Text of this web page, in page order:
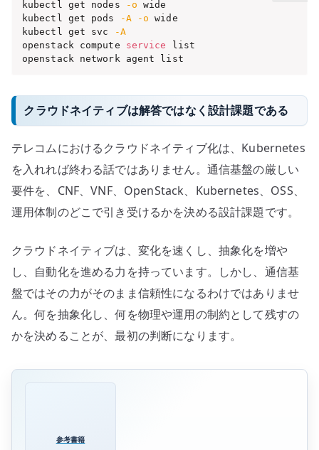
kubectl get nodes -o wide
kubectl get pods
-A -o wide
kubectl get svc
-A
openstack compute service list
openstack network agent list
クラウドネイティブは解答ではなく設計課題である
テレコムにおけるクラウドネイティブ化は、Kubernetes
を入れれば終わる話ではありません。通信基盤の厳しい
要件を、CNF、VNF、OpenStack、Kubernetes、OSS、
運用体制のどこで引き受けるかを決める設計課題です。
クラウドネイティブは、変化を速くし、抽象化を増や
し、自動化を進める力を持っています。しかし、通信基
盤ではその力がそのまま信頼性になるわけではありませ
ん。何を抽象化し、何を物理や運用の制約として残すの
かを決めることが、最初の判断になります。
参考書籍